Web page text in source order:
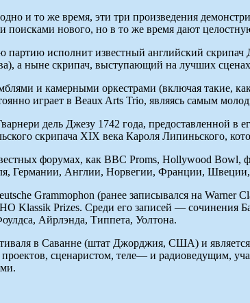
и то же время, эти три произведения
нового, но в то же время дают
исполнит известный английский
а ныне скрипач, выступающий на лучших
и камерными оркестрами (включая такие,
играет в Beaux Arts Trio, являясь самым
дель Джезу 1742 года, предоставленной
скрипача XIX века Кароля Липиньского,
форумах, как BBC Proms, Hollywood
Германии, Англии, Норвегии, Франции,
Grammophon (ранее записывался на
Klassik Prizes. Среди его записей —
Айрлэнда, Типпета, Уолтона.
в Саванне (штат Джорджия, США) и
сценаристом, теле— и радиоведущим,